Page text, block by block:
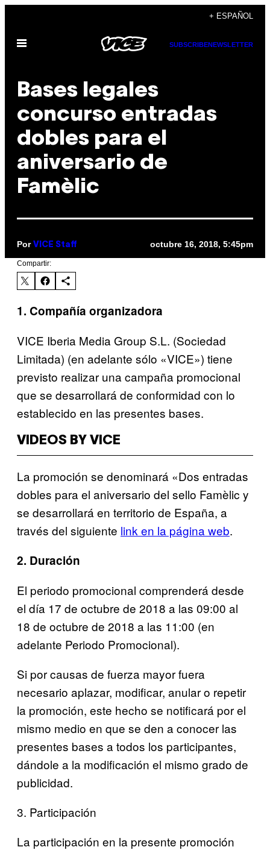
contenido
+ ESPAÑOL
Abrir
SUBSCRIBENEWSLETTER
Bases legales
concurso entradas
dobles para el
aniversario de
Famèlic
Por VICE Staff octubre 16, 2018, 5:45pm
Compartir:
1. Compañía organizadora
VICE Iberia Media Group S.L. (Sociedad
Limitada) (en adelante sólo «VICE») tiene
previsto realizar una campaña promocional
que se desarrollará de conformidad con lo
establecido en las presentes bases.
VIDEOS BY VICE
La promoción se denominará «Dos entradas
dobles para el aniversario del sello Famèlic y
se desarrollará en territorio de España, a
través del siguiente link en la página web.
2. Duración
El periodo promocional comprenderá desde
el día 17 de octubre de 2018 a las 09:00 al
18 de octubre de 2018 a las 11:00 (en
adelante Periodo Promocional).
Si por causas de fuerza mayor fuera
necesario aplazar, modificar, anular o repetir
la promoción, este hecho se notificará por el
mismo medio en que se den a conocer las
presentes bases a todos los participantes,
dándole a la modificación el mismo grado de
publicidad.
3. Participación
La participación en la presente promoción